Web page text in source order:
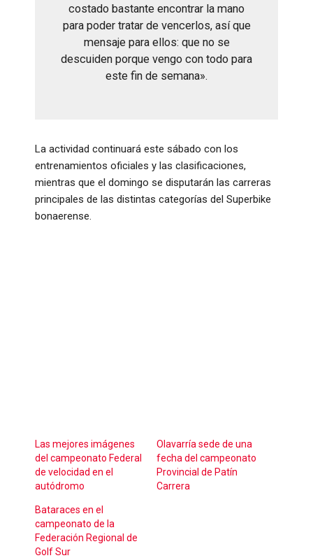
costado bastante encontrar la mano
para poder tratar de vencerlos, así que
mensaje para ellos: que no se
descuiden porque vengo con todo para
este fin de semana».
La actividad continuará este sábado con los
entrenamientos oficiales y las clasificaciones,
mientras que el domingo se disputarán las carreras
principales de las distintas categorías del Superbike
bonaerense.
Las mejores imágenes
del campeonato Federal
de velocidad en el
autódromo
Olavarría sede de una
fecha del campeonato
Provincial de Patín
Carrera
Bataraces en el
campeonato de la
Federación Regional de
Golf Sur